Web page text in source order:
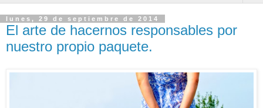
lunes, 29 de septiembre de 2014
El arte de hacernos responsables por
nuestro propio paquete.